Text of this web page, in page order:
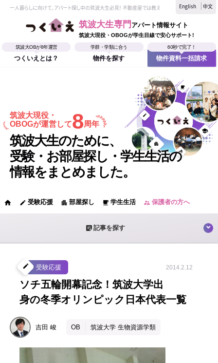
一人暮らしに向けて、アパート探し中の筑波大生必見！ 不動産屋では教えてくれない、筑波大生なら
English 中文
筑波大生専門 アパート情報サイト
筑波大現役・OBOGが学生目線で安心サポート!
筑波大OBが8年運営
つくいえとは？
学群・学類に合う
物件を探す
60秒で完了！
物件資料一括請求
筑波大現役・
OBOGが運営して8周年
筑波大生のために、
受験・お部屋探し・学生生活の
情報をまとめました。
home edit 受験応援 apartment 部屋探し local_cafe 学生生活 supervisor_account 保護者の方へ
sticky_note_2 記事を探す
create 受験応援 2014.2.12
ソチ五輪開幕記念！筑波大学出
身の冬季オリンピック日本代表一覧
吉田 峻 OB 筑波大学 生物資源学類